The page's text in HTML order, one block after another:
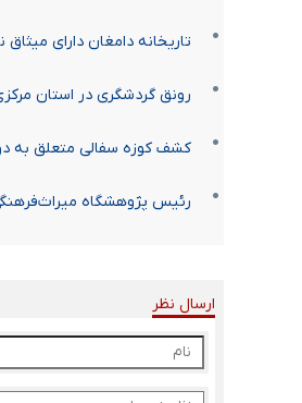
تاریخانه دامغان دارای
رونق گردشگری در استان
کشف کوزه سفالی متعلق به
رئیس پژوهشگاه
ارسال نظر